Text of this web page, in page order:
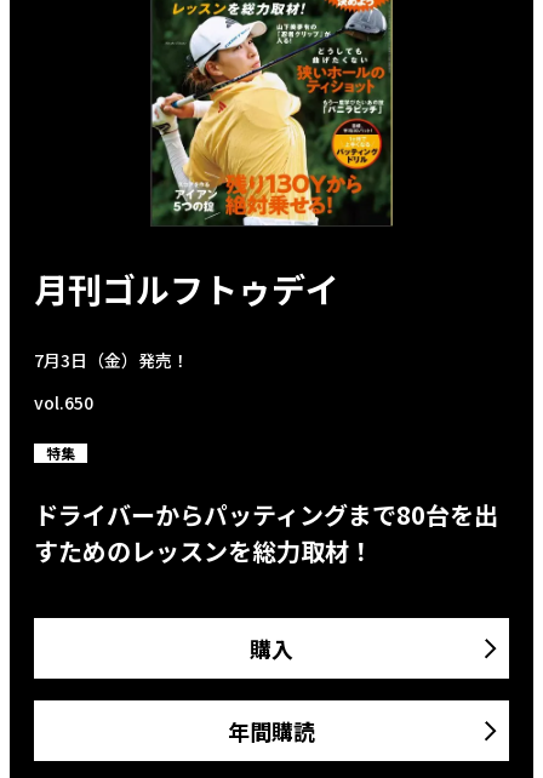
月刊ゴルフトゥデイ
7月3日（金）発売！
vol.650
特集
ドライバーからパッティングまで80台を出
すためのレッスンを総力取材！
購入
年間購読